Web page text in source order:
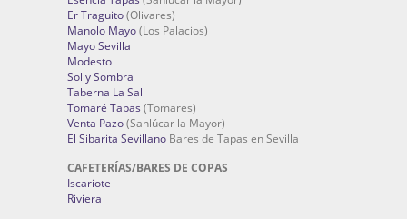
Er Traguito(Olivares)
Manolo Mayo(Los Palacios)
Mayo Sevilla
Modesto
Sol y Sombra
Taberna La Sal
Tomaré Tapas (Tomares)
Venta Pazo(Sanlúcar la Mayor)
El Sibarita Sevillano Bares de Tapas en Sevilla
CAFETERÍAS/BARES DE COPAS
Iscariote
Riviera